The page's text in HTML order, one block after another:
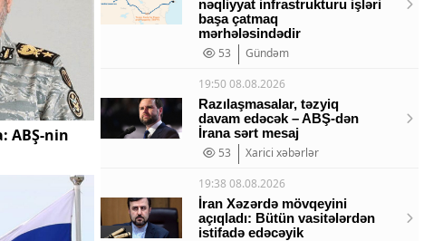
ABŞ-nin
nəqliyyat infrastrukturu işləri
başa çatmaq
mərhələsindədir
53
Gündəm
19:50 08.08.2026
Razılaşmasalar, təzyiq
davam edəcək – ABŞ-dən
İrana sərt mesaj
53
Xarici xəbərlər
19:38 08.08.2026
İran Xəzərdə mövqeyini
açıqladı: Bütün vasitələrdən
istifadə edəcəyik